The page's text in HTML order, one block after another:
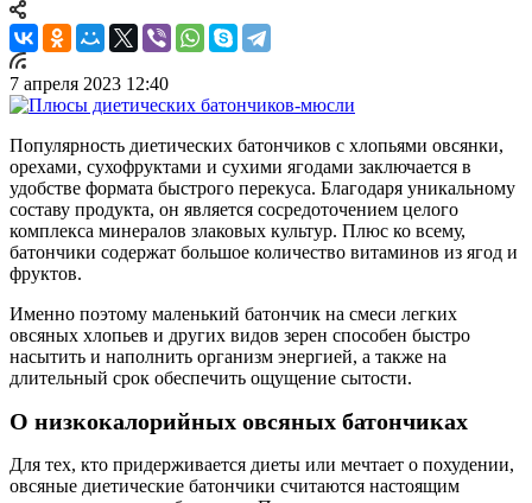
7 апреля 2023 12:40
Популярность диетических батончиков с хлопьями овсянки,
орехами, сухофруктами и сухими ягодами заключается в
удобстве формата быстрого перекуса. Благодаря уникальному
составу продукта, он является сосредоточением целого
комплекса минералов злаковых культур. Плюс ко всему,
батончики содержат большое количество витаминов из ягод и
фруктов.
Именно поэтому маленький батончик на смеси легких
овсяных хлопьев и других видов зерен способен быстро
насытить и наполнить организм энергией, а также на
длительный срок обеспечить ощущение сытости.
О низкокалорийных овсяных батончиках
Для тех, кто придерживается диеты или мечтает о похудении,
овсяные диетические батончики считаются настоящим